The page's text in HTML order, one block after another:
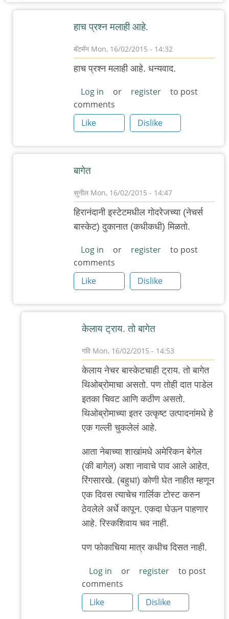
हाच प्रश्न मलाही आहे.
बॅटमॅन Mon, 16/02/2015 - 14:32
In
reply
वेगवेगळे
आंतरराष्ट्रीय
ब्रेड
by
हाच प्रश्न मलाही आहे. धन्यवाद.
Log in or register
to post
comments
Like
Dislike
बागेत
सुनील Mon, 16/02/2015 - 14:47
In
reply
वेगवेगळे
आंतरराष्ट्रीय
ब्रेड
by
गवि
हिरानंदानी इस्टेटमधील गोदरेजच्या (नेचर्स
बास्केट) दुकानात (कधीकधी) मिळतो.
Log in or register
to post
comments
Like
Dislike
केलाय ट्राय. तो बागेत
गवि Mon, 16/02/2015 - 14:53
In
reply
बागेत
सुनील
केलाय नेचर बास्केटचाही ट्राय. तो बागेत
थिओब्रोमाचा असतो. पण तोही दात पाडेल
इतका चिवट आणि कठीण असतो.
थिओब्रोमाच्या इतर उत्कृष्ट उत्पादनांमधे हे
एक गल्ली चुकलेलं आहे.
आता नेबाच्या शाखांमधे अमेरिकन बेगेल
(की बागेल) अशा नावाचे पाव आले आहेत,
रिंगसारखे. (बहुधा) कोणी घेत नाहीत म्हणून
एक दिवस त्याचेच गार्लिक टोस्ट करुन
ठेवलेले अर्धे कापून. एकदा घेऊन पाहणार
आहे. रिस्कशिवाय चव नाही.
पण फोकाचिया मात्र कधीच दिसत नाही.
Log in or register
to post
comments
Like
Dislike